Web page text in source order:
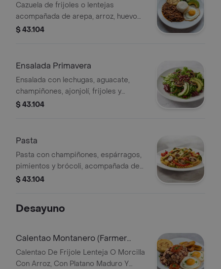
Cazuela de frijoles o lentejas
acompañada de arepa, arroz, huevo
frito, aguacate y ensalada del día.
$ 43.104
Ensalada Primavera
Ensalada con lechugas, aguacate,
champiñones, ajonjolí, frijoles y
lentejas.
$ 43.104
Pasta
Pasta con champiñones, espárragos,
pimientos y brócoli, acompañada de
mantequilla.
$ 43.104
Desayuno
Calentao Montanero (Farmer
Reheated Breackfast)
Calentao De Frijole Lenteja O Morcilla
Con Arroz, Con Platano Maduro Y